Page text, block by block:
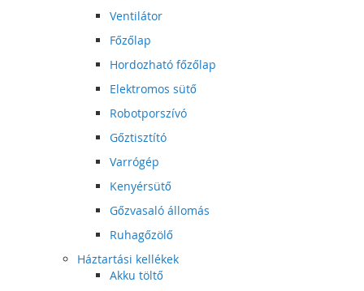
Ventilátor
Főzőlap
Hordozható főzőlap
Elektromos sütő
Robotporszívó
Gőztisztító
Varrógép
Kenyérsütő
Gőzvasaló állomás
Ruhagőzölő
Háztartási kellékek
Akku töltő